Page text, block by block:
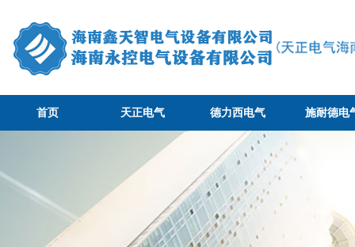
首页 天正电气 德力西电气 施耐德电